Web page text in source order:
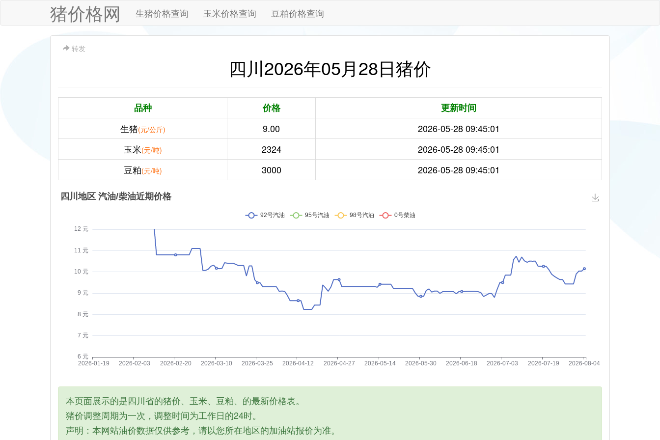
猪价格网 生猪价格查询 玉米价格查询 豆粕价格查询
转发
四川2026年05月28日猪价
品种 价格
更新时间
生猪(元/公斤) 9.00
2026-05-28 09:45:01
玉米(元/吨) 2324
2026-05-28 09:45:01
豆粕(元/吨) 3000 2026-05-28 09:45:01
本页面展示的是四川省的猪价、玉米、豆粕、的最新价格表。
猪价调整周期为一次，调整时间为工作日的24时。
声明：本网站油价数据仅供参考，请以您所在地区的加油站报价为准。